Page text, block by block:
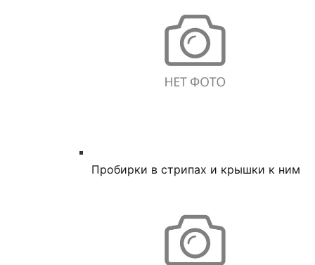
Пробирки в стрипах и крышки к ним